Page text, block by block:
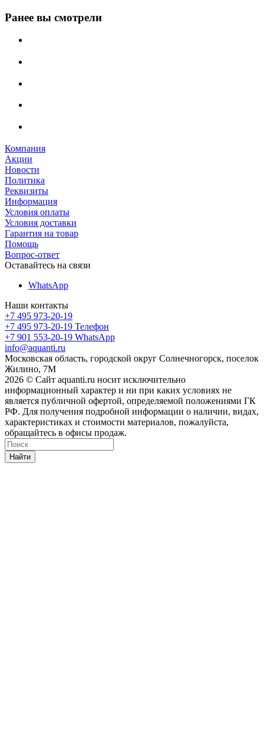
Ранее вы смотрели
Компания
Акции
Новости
Политика
Реквизиты
Информация
Условия оплаты
Условия доставки
Гарантия на товар
Помощь
Вопрос-ответ
Оставайтесь на связи
WhatsApp
Наши контакты
+7 495 973-20-19
+7 495 973-20-19 Телефон
+7 901 553-20-19 WhatsApp
info@aquanti.ru
Московская область, городской округ Солнечногорск, поселок
Жилино, 7М
2026 © Сайт aquanti.ru носит исключительно
информационный характер и ни при каких условиях не
является публичной офертой, определяемой положениями ГК
РФ. Для получения подробной информации о наличии, видах,
характеристиках и стоимости материалов, пожалуйста,
обращайтесь в офисы продаж.
Найти